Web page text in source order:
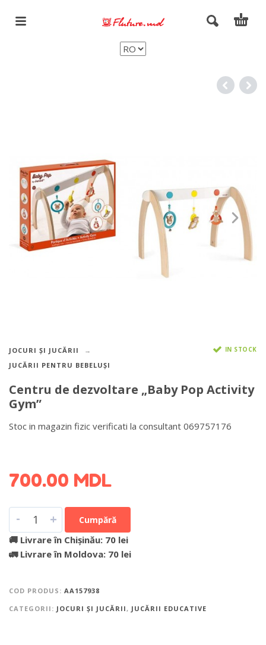
JOCURI ȘI JUCĂRII
JUCĂRII PENTRU BEBELUȘI
IN STOCK
Centru de dezvoltare „Baby Pop Activity
Gym”
Stoc in magazin fizic verificati la consultant 069757176
700.00 MDL
- + Cumpără
🚚 Livrare în Chișinău: 70 lei
🚛 Livrare în Moldova: 70 lei
COD PRODUS: AA157938
CATEGORII: JOCURI ȘI JUCĂRII , JUCĂRII EDUCATIVE